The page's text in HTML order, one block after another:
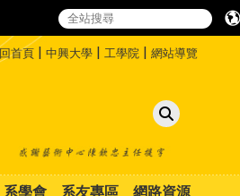
回首頁 | 中興大學 | 工學院 | 網站導覽
系學會 系友專區 網路資源